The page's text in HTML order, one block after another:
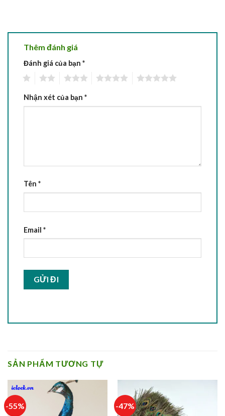
Thêm đánh giá
Đánh giá của bạn *
Nhận xét của bạn *
Tên *
Email *
SẢN PHẨM TƯƠNG TỰ
-55% -47%